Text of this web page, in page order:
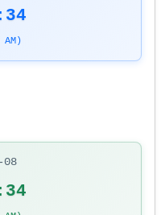
08